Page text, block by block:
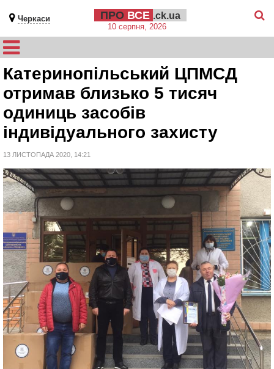
Черкаси ПРО ВСЕ .ck.ua
10 серпня, 2026
Катеринопільський ЦПМСД
отримав близько 5 тисяч
одиниць засобів
індивідуального захисту
13 ЛИСТОПАДА 2020, 14:21